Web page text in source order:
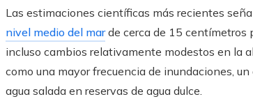
Las estimaciones científicas más recientes
nivel medio del marde cerca de 15 centímetros
incluso cambios relativamente modestos en la
como una mayor frecuencia de inundaciones,
agua salada en reservas de agua dulce.